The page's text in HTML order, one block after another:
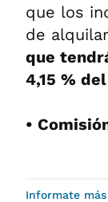
que los
de
que
4,15 %
•
Informate más